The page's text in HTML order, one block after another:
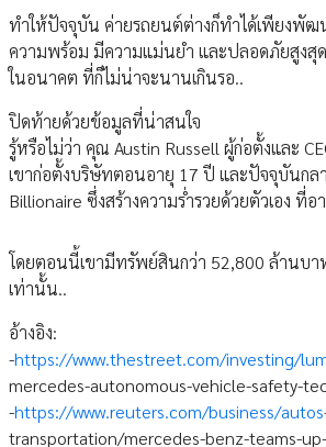
ทำให้ปัจจุบัน ค่ายรถยนต์ต่างก็ทำได้เพียงพัฒน
ความพร้อม มีความแม่นยำ และปลอดภัยสูงสุด
ในอนาคต ที่ก็ไม่น่าจะนานเกินรอ..
ปิดท้ายด้วยข้อมูลที่น่าสนใจ
รู้หรือไม่ว่า คุณ Austin Russell ผู้ก่อตั้งและ
เขาก่อตั้งบริษัทตอนอายุ 17 ปี และปัจจุบันกล
Billionaire ซึ่งสร้างความร่ำรวยด้วยตัวเอง ที่
โดยตอนนี้เขามีทรัพย์สินกว่า 52,800 ล้านบา
เท่านั้น..
อ้างอิง:
-https://www.thestreet.com/investing/
mercedes-autonomous-vehicle-safety-
-https://www.reuters.com/business/autos
transportation/mercedes-benz-teams-